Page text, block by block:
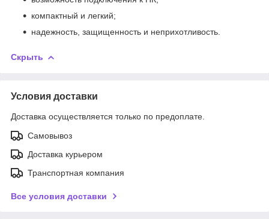
компактный и легкий;
надежность, защищенность и неприхотливость.
Скрыть
Условия доставки
Доставка осуществляется только по предоплате.
Самовывоз
Доставка курьером
Транспортная компания
Все условия доставки